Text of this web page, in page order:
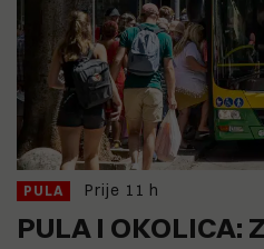
PULA Prije 11 h
PULA I